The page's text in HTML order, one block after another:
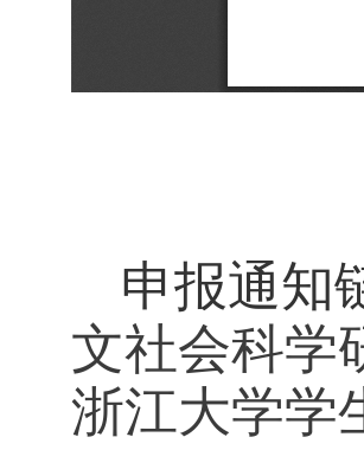
申报通知
文社会科学
浙江大学学